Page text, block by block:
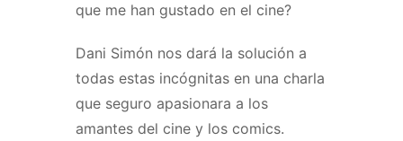
que me han gustado en el cine?
Dani Simón nos dará la solución a
todas estas incógnitas en una charla
que seguro apasionara a los
amantes del cine y los comics.